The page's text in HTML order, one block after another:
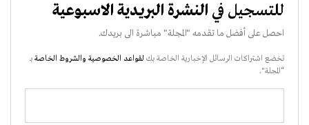
للتسجيل في النشرة البريدية الاسبوعية
احصل على أفضل ما تقدمه "المجلة" مباشرة الى بريدك.
تخضع اشتراكات الرسائل الإخبارية الخاصة بك لقواعد الخصوصية والشروط الخاصة بـ
“المجلة".